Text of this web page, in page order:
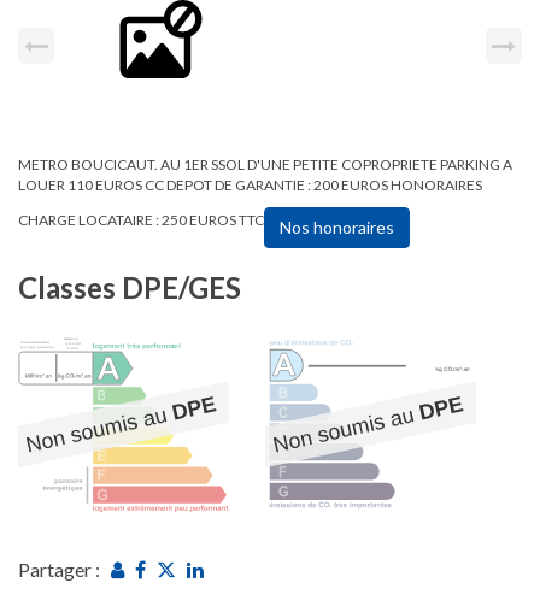
METRO BOUCICAUT. AU 1ER SSOL D'UNE PETITE COPROPRIETE PARKING A
LOUER 110 EUROS CC DEPOT DE GARANTIE : 200 EUROS HONORAIRES
CHARGE LOCATAIRE : 250 EUROS TTC
Nos honoraires
Classes DPE/GES
Partager :